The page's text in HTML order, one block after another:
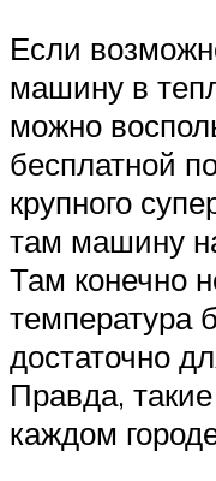
Если
машину в
можно
бесплатной
крупного
там машину
Там конечно
температура
достаточно
Правда,
каждом